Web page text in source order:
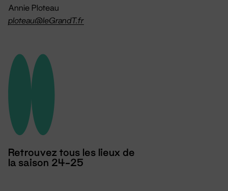
Annie Ploteau
ploteau@leGrandT.fr
Retrouvez tous les lieux de
la saison 24-25